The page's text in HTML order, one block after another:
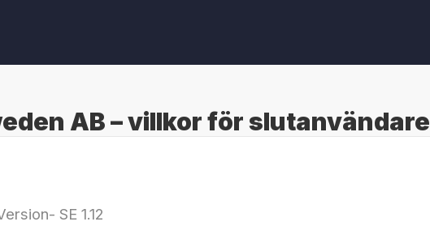
AB – villkor för slutanvändare
SE 1.12